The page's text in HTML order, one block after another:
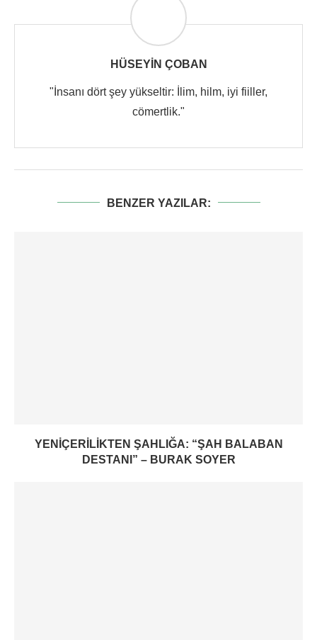
HÜSEYIN ÇOBAN
"İnsanı dört şey yükseltir: İlim, hilm, iyi fiiller,
cömertlik."
BENZER YAZILAR:
YENIÇERILIKTEN ŞAHLIĞA: “ŞAH BALABAN
DESTANI” – BURAK SOYER